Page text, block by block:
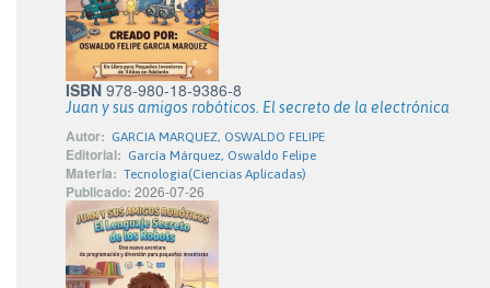
ISBN 978-980-18-9386-8
Juan y sus amigos robóticos. El secreto de la electrónica
Autor: GARCIA MARQUEZ, OSWALDO FELIPE
Editorial: García Márquez, Oswaldo Felipe
Materia: Tecnologia(Ciencias Aplicadas)
Publicado: 2026-07-26